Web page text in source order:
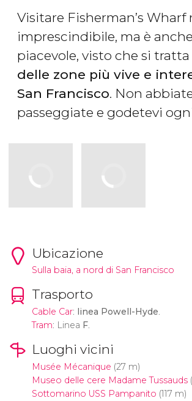
Visitare Fisherman’s Wharf
imprescindibile, ma è anche
piacevole, visto che si tratta
delle zone più vive e
San Francisco. Non
passeggiate e godetevi
Ubicazione
Sulla baia, a nord di San Francisco
Trasporto
Cable Car: linea Powell-Hyde.
Tram: Linea F.
Luoghi vicini
Musée Mécanique (27 m)
Museo delle cere Madame Tussauds
Sottomarino USS Pampanito (117 m)